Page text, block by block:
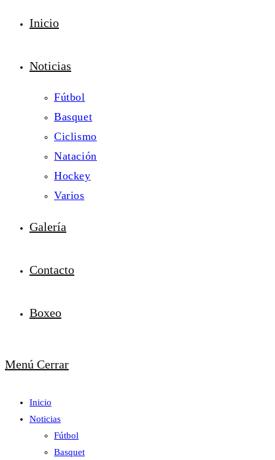
Inicio
Noticias
Fútbol
Basquet
Ciclismo
Natación
Hockey
Varios
Galería
Contacto
Boxeo
Menú Cerrar
Inicio
Noticias
Fútbol
Basquet